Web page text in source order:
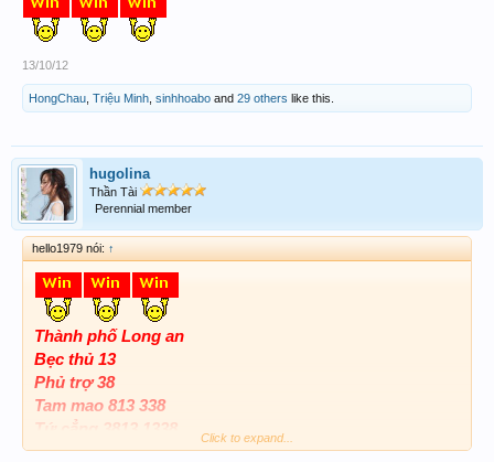
13/10/12
HongChau Triệu Minh sinhhoabo and 29 others like this.
hugolina
Thần Tài
Perennial member
hello1979 nói: ↑
Thành phố Long an
Bẹc thủ 13
Phủ trợ 38
Tam mao 813 338
Tứ cẳng 3813 1338
Click to expand...